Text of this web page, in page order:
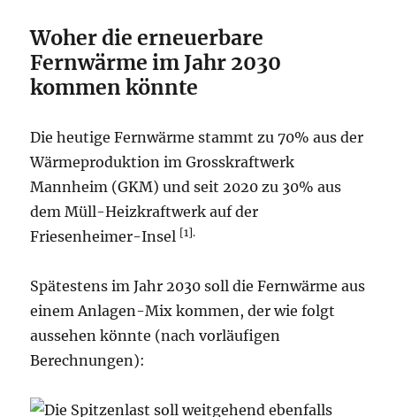
Woher die erneuerbare
Fernwärme im Jahr 2030
kommen könnte
Die heutige Fernwärme stammt zu 70% aus der
Wärmeproduktion im Grosskraftwerk
Mannheim (GKM) und seit 2020 zu 30% aus
dem Müll-Heizkraftwerk auf der
Friesenheimer-Insel [1].
Spätestens im Jahr 2030 soll die Fernwärme aus
einem Anlagen-Mix kommen, der wie folgt
aussehen könnte (nach vorläufigen
Berechnungen):